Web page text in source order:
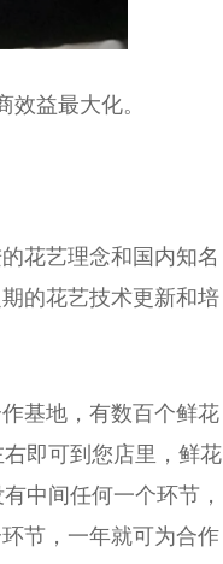
益最大化。
花艺理念和国内知名
的花艺技术更新和培
基地，有数百个鲜花
即可到您店里，鲜花
中间任何一个环节，
节，一年就可为合作